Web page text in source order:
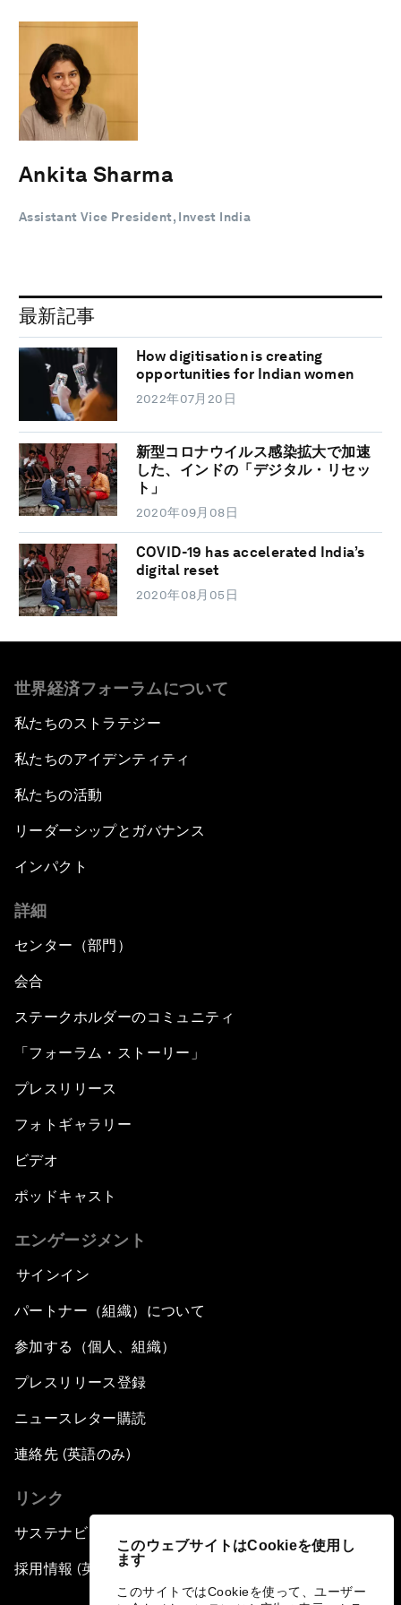
このウェブサイトはCookieを使用し
ます
このサイトではCookieを使って、ユーザー
Ankita Sharma
Assistant Vice President, Invest India
最新記事
How digitisation is creating
opportunities for Indian women
2022年07月20日
新型コロナウイルス感染拡大で加速
した、インドの「デジタル・リセッ
ト」
2020年09月08日
COVID-19 has accelerated India’s
digital reset
2020年08月05日
世界経済フォーラムについて
私たちのストラテジー
私たちのアイデンティティ
私たちの活動
リーダーシップとガバナンス
インパクト
詳細
センター（部門）
会合
ステークホルダーのコミュニティ
「フォーラム・ストーリー」
プレスリリース
フォトギャラリー
ビデオ
ポッドキャスト
エンゲージメント
サインイン
パートナー（組織）について
参加する（個人、組織）
プレスリリース登録
ニュースレター購読
連絡先 (英語のみ)
リンク
サステナビリティへの取り組み
採用情報 (英語のみ)